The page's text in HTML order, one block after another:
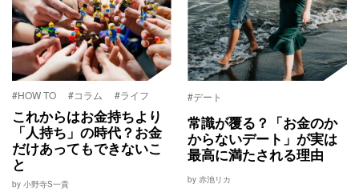
#HOW TO #コラム #ライフ
これからはお金持ちより
「人持ち」の時代？お金
だけあってもできないこ
と
by 小野寺S一貴
#デート
常識が覆る？「お金のか
からないデート」が実は
最高に満たされる理由
by 赤池リカ